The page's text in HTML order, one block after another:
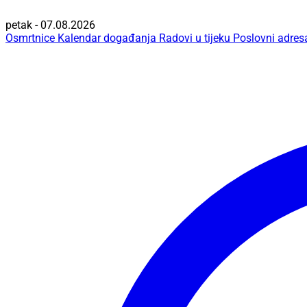
petak - 07.08.2026
Osmrtnice Kalendar događanja Radovi u tijeku Poslovni